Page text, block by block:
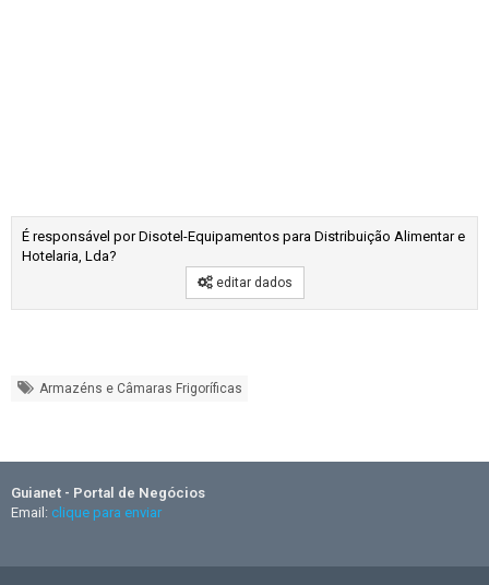
É responsável por Disotel-Equipamentos para Distribuição Alimentar e
Hotelaria, Lda?
editar dados
Armazéns e Câmaras Frigoríficas
Guianet - Portal de Negócios
Email: clique para enviar